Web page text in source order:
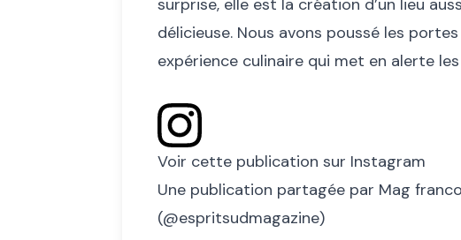
surprise, elle est la création d’un lieu
délicieuse. Nous avons poussé les
expérience culinaire qui met en alerte
Voir cette publication sur Instagram
Une publication partagée par Mag
(@espritsudmagazine)